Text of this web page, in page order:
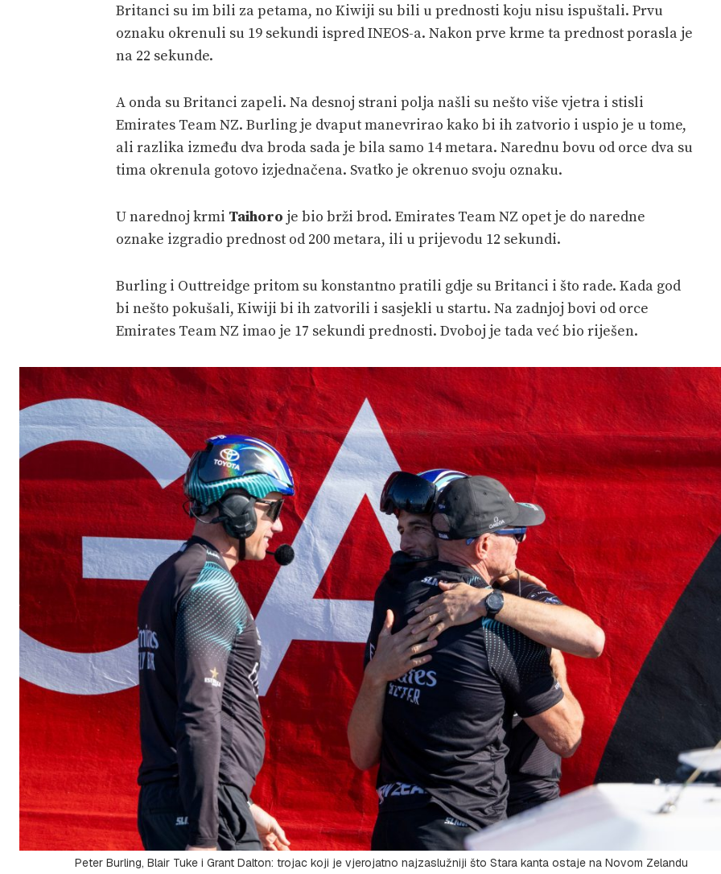
Britanci su im bili za petama, no Kiwiji su bili u prednosti koju nisu ispuštali. Prvu
oznaku okrenuli su 19 sekundi ispred INEOS-a. Nakon prve krme ta prednost porasla je
na 22 sekunde.
A onda su Britanci zapeli. Na desnoj strani polja našli su nešto više vjetra i stisli
Emirates Team NZ. Burling je dvaput manevrirao kako bi ih zatvorio i uspio je u tome,
ali razlika između dva broda sada je bila samo 14 metara. Narednu bovu od orce dva su
tima okrenula gotovo izjednačena. Svatko je okrenuo svoju oznaku.
U narednoj krmi Taihoro je bio brži brod. Emirates Team NZ opet je do naredne
oznake izgradio prednost od 200 metara, ili u prijevodu 12 sekundi.
Burling i Outtreidge pritom su konstantno pratili gdje su Britanci i što rade. Kada god
bi nešto pokušali, Kiwiji bi ih zatvorili i sasjekli u startu. Na zadnjoj bovi od orce
Emirates Team NZ imao je 17 sekundi prednosti. Dvoboj je tada već bio riješen.
Peter Burling, Blair Tuke i Grant Dalton: trojac koji je vjerojatno najzaslužniji što Stara kanta ostaje na Novom Zelandu